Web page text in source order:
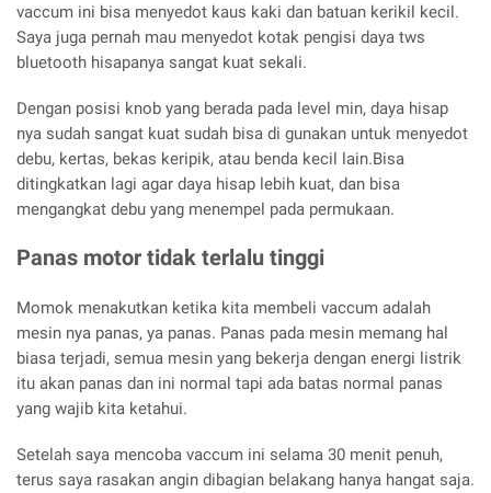
vaccum ini bisa menyedot kaus kaki dan batuan kerikil kecil.
Saya juga pernah mau menyedot kotak pengisi daya tws
bluetooth hisapanya sangat kuat sekali.
Dengan posisi knob yang berada pada level min, daya hisap
nya sudah sangat kuat sudah bisa di gunakan untuk menyedot
debu, kertas, bekas keripik, atau benda kecil lain.Bisa
ditingkatkan lagi agar daya hisap lebih kuat, dan bisa
mengangkat debu yang menempel pada permukaan.
Panas motor tidak terlalu tinggi
Momok menakutkan ketika kita membeli vaccum adalah
mesin nya panas, ya panas. Panas pada mesin memang hal
biasa terjadi, semua mesin yang bekerja dengan energi listrik
itu akan panas dan ini normal tapi ada batas normal panas
yang wajib kita ketahui.
Setelah saya mencoba vaccum ini selama 30 menit penuh,
terus saya rasakan angin dibagian belakang hanya hangat saja.